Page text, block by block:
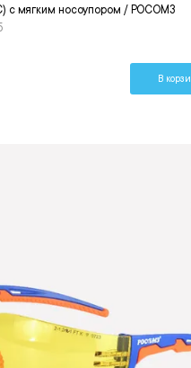
с мягким носоупором / РОСОМЗ
В